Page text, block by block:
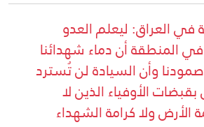
في العراق: ليعلم العدو
المنطقة أن دماء شهدائنا
وأن السيادة لن تُسترد
بقبضات الأوفياء الذين لا
ولا كرامة الشهداء